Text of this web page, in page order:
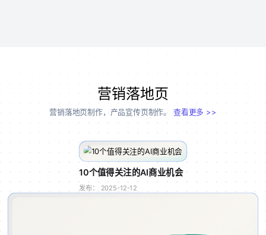
营销落地页
营销落地页制作，产品宣传页制作。 查看更多 >>
10个值得关注的AI商业机会
发布： 2025-12-12